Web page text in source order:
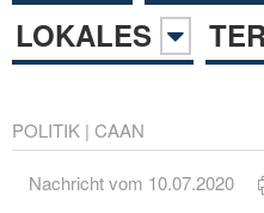
LOKALES
POLITIK | CAAN
Nachricht vom 10.07.2020